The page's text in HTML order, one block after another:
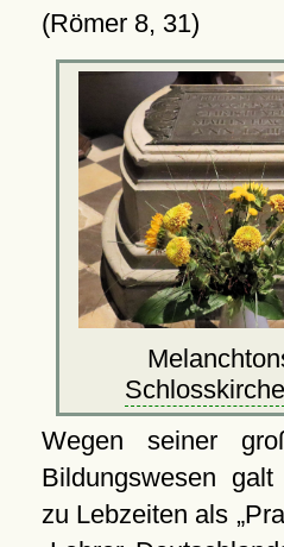
(Römer 8, 31)
Schlosskirche
Wegen seiner
Bildungswesen
zu Lebzeiten als